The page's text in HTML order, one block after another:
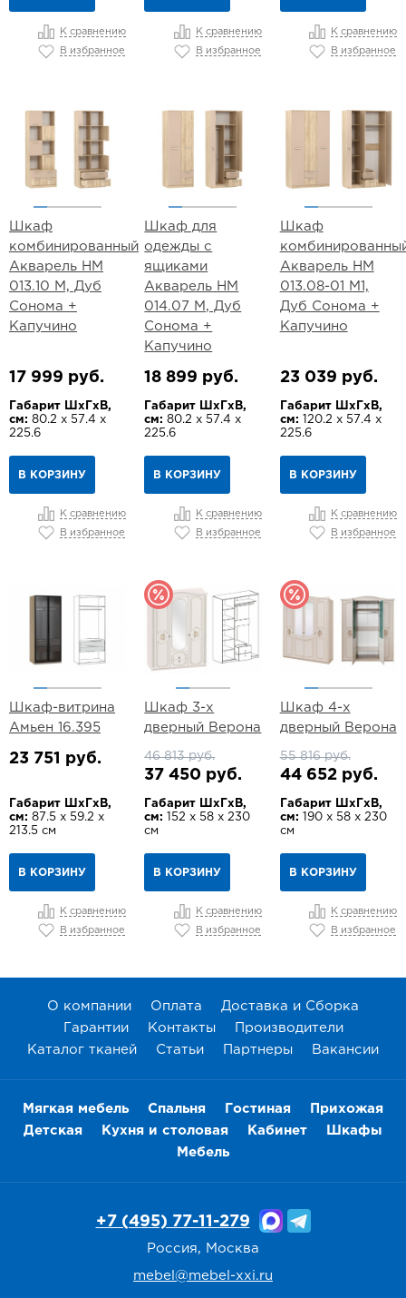
К сравнению
В избранное
К сравнению
В избранное
К сравнению
В избранное
Шкаф
комбинированный
Акварель НМ
013.10 М, Дуб
Сонома +
Капучино
17 999 руб.
Габарит ШхГхВ,
см: 80.2 х 57.4 х
225.6
В КОРЗИНУ
К сравнению
В избранное
Шкаф для
одежды с
ящиками
Акварель НМ
014.07 М, Дуб
Сонома +
Капучино
18 899 руб.
Габарит ШхГхВ,
см: 80.2 х 57.4 х
225.6
В КОРЗИНУ
К сравнению
В избранное
Шкаф
Акварель НМ
013.08-01 М1,
Дуб Сонома +
Капучино
23 039 руб.
Габарит ШхГхВ,
см: 120.2 х 57.4 х
225.6
В КОРЗИНУ
К сравнению
В избранное
Шкаф-витрина
Амьен 16.395
23 751 руб.
Габарит ШхГхВ,
см: 87.5 х 59.2 х
213.5 см
В КОРЗИНУ
К сравнению
В избранное
Шкаф 3-х
дверный Верона
46 813 руб.
37 450 руб.
Габарит ШхГхВ,
см:
152 х 58 х 230
см
В КОРЗИНУ
К сравнению
В избранное
Шкаф 4-х
дверный Верона
55 816 руб.
44 652 руб.
Габарит ШхГхВ,
см: 190 х 58 х 230
см
В КОРЗИНУ
К сравнению
В избранное
О компании Оплата
Доставка и Сборка
Гарантии
Контакты
Производители
Каталог тканей
Статьи Партнеры Вакансии
Мягкая мебель Спальня Гостиная
Прихожая
Детская
Кухня и столовая Кабинет
Шкафы
Мебель
+7 (495) 77-11-279
Россия, Москва
mebel@mebel-xxi.ru